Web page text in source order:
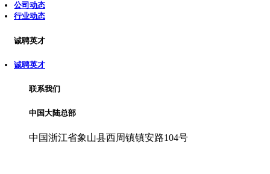
公司动态
行业动态
诚聘英才
诚聘英才
联系我们
中国大陆总部
中国浙江省象山县西周镇镇安路104号